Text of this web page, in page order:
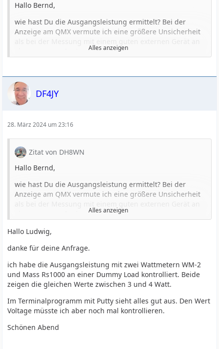
Hallo Bernd,
wie hast Du die Ausgangsleistung ermittelt? Bei der
Anzeige am QMX vermute ich eine größere Unsicherheit
entsprechendem Trafo sollte die Leistung etwas geringer
sein als bei 9 V und entsprechendem Trafo (siehe
Assembly manual S. 4).
3,9 W @ 17 m
5,2 W @ 15 m
3,3 W @ 12 m
3,8 W @ 10 m
Deine Werte sind bis auf 15 m zumindest ähnlich.
rechts unten unter Transmitter den Wert Voltage.
Welcher Wert steht dort bei Dir beim Senden (Taste T)?
Das ist meines Wissens die Spannung direkt an der PA.
73, Ludwig
Alles anzeigen
DF4JY
28. März 2024 um 23:16
Zitat von DH8WN
Hallo Bernd,
wie hast Du die Ausgangsleistung ermittelt? Bei der
Anzeige am QMX vermute ich eine größere Unsicherheit
Ich habe die 12V-Version (auch high-band). Bei 12 V und
sein als bei 9 V und entsprechendem Trafo (siehe
Assembly manual S. 4).
Ich habe:
3,9 W @ 17 m
5,2 W @ 15 m
3,3 W @ 12 m
3,8 W @ 10 m
Alles anzeigen
Hallo Ludwig,
danke für deine Anfrage.
ich habe die Ausgangsleistung mit zwei Wattmetern WM-2
und Mass Rs1000 an einer Dummy Load kontrolliert. Beide
zeigen die gleichen Werte zwischen 3 und 4 Watt.
Im Terminalprogramm mit Putty sieht alles gut aus. Den Wert
Voltage müsste ich aber noch mal kontrollieren.
Schönen Abend